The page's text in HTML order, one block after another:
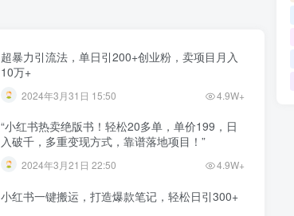
超暴力引流法，单日引200+创业粉，卖项目月入
10万+
2024年3月31日 15:50 4.9W+
“小红书热卖绝版书！轻松20多单，单价199，日
入破千，多重变现方式，靠谱落地项目！”
2024年3月21日 22:50 4.9W+
小红书一键搬运，打造爆款笔记，轻松日引300+